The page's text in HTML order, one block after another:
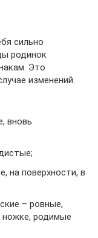
сильно
родинок
Это
изменений.
вновь
на поверхности, в
– ровные,
родимые